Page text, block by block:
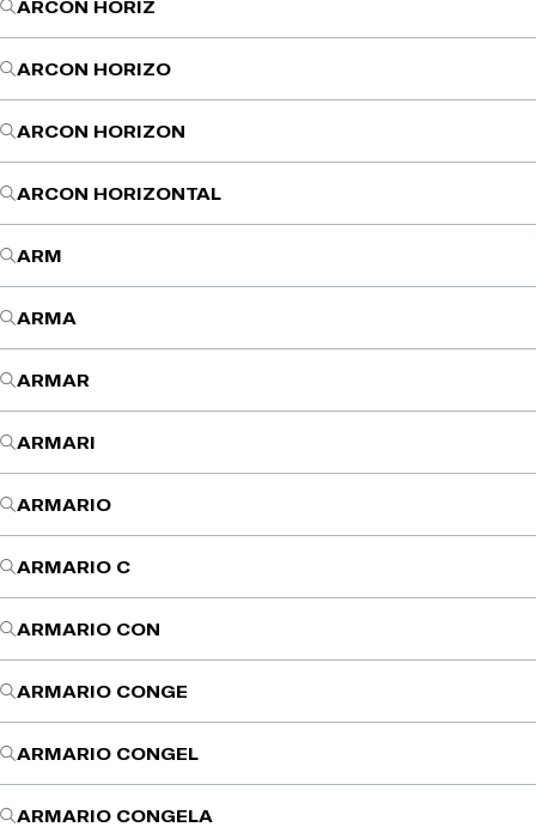
ARCON HORIZ
ARCON HORIZO
ARCON HORIZON
ARCON HORIZONTAL
ARM
ARMA
ARMAR
ARMARI
ARMARIO
ARMARIO C
ARMARIO CON
ARMARIO CONGE
ARMARIO CONGEL
ARMARIO CONGELA